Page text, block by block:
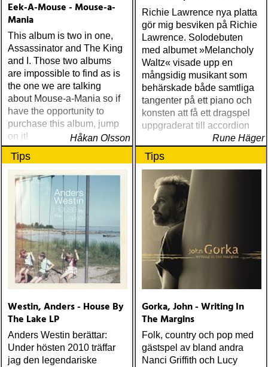
Richard Lindgren Driftwood
(Rootsy) Chip Taylor Block
Out The Sirens Of This
Lonely World (Trainwreck)
Nick Cave & The Bad
Seeds Push The Sky Away
(Bad Seed) Andi Almqvist
Warsaw Holiday (Rootsy)
Townes Van Zandt
Sunshine Boy: The
Unheard Studio Sessions &
Demos 1971-1972
(Omnivore) Naturligtvis
borde alla årets Rootsy-
plattor vara med på listan,
men jag har istället valt att
bara lista de plattor jag
lyssnat på väsentligt mycket
mer än vad tjänsten kräver
Eek-A-Mouse - Mouse-a-
Mania
This album is two in one,
Assassinator and The King
and I. Those two albums
are impossible to find as is
the one we are talking
about Mouse-a-Mania so if
have the opportunity to
purchase this album, jump
on it!
Håkan Olsson
Richie Lawrence nya platta
gör mig besviken på Richie
Lawrence. Solodebuten
med albumet »Melancholy
Waltz« visade upp en
mångsidig musikant som
behärskade både samtliga
tangenter på ett piano och
konsten att få ett dragspel
uppgraderat till accordion
Rune Häger
Tips
Westin, Anders - House By
The Lake LP
Anders Westin berättar:
Under hösten 2010 träffar
jag den legendariske
Tips
Gorka, John - Writing In
The Margins
Folk, country och pop med
gästspel av bland andra
Nanci Griffith och Lucy